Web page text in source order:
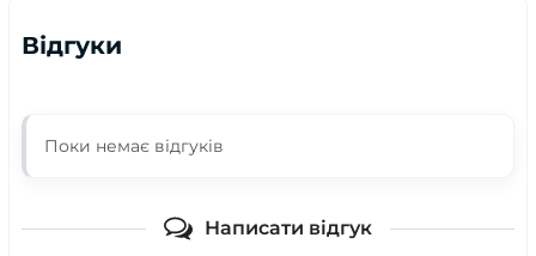
Відгуки
Поки немає відгуків
Написати відгук